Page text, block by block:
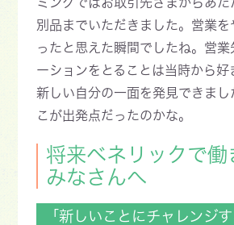
別品までいただきました。営業を
ったと思えた瞬間でしたね。営業
ーションをとることは当時から好
新しい自分の一面を発見できまし
こが出発点だったのかな。
将来ベネリックで働
みなさんへ
「新しいことにチャレンジ